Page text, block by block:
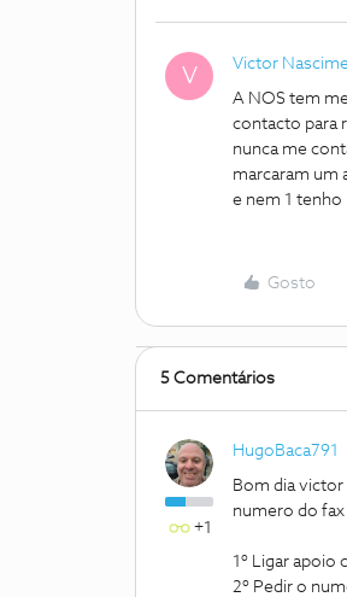
V Victor
A NOS tem
contacto para
nunca me
marcaram um
e nem 1 tenho
Gosto
5 Comentários
+1
HugoBaca791
Bom dia
numero do
1º Ligar apoio
2º Pedir o